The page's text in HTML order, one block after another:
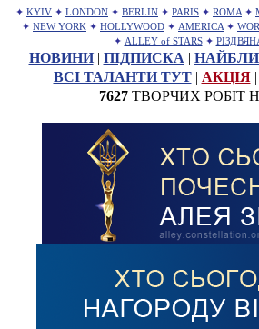
✦ KYIV ✦ LONDON ✦ BERLIN ✦ PARIS ✦ ROMA ✦
✦ NEW YORK ✦ HOLLYWOOD ✦ AMERICA ✦
✦ ALLEY of STARS ✦
НОВИНИ| ПІДПИСКА |
ВСІ ТАЛАНТИ ТУТ| АКЦІЯ|
7627ТВОРЧИХ РОБІТ